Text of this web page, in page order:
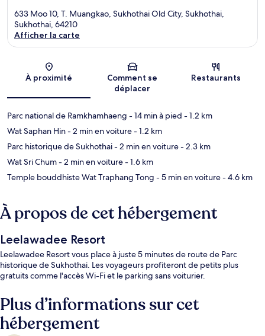
633 Moo 10, T. Muangkao, Sukhothai Old City, Sukhothai,
Sukhothai, 64210
Afficher la carte
À proximité
Comment se
déplacer
Restaurants
Parc national de Ramkhamhaeng - 14 min à pied - 1.2 km
Wat Saphan Hin- 2 min en voiture- 1.2 km
Parc historique de Sukhothai- 2 min en voiture- 2.3 km
Wat Sri Chum- 2 min en voiture- 1.6 km
Temple bouddhiste Wat Traphang Tong - 5 min en voiture- 4.6 km
À propos de cet hébergement
Leelawadee Resort
Leelawadee Resort vous place à juste 5 minutes de route de Parc
historique de Sukhothai. Les voyageurs profiteront de petits plus
gratuits comme l'accès Wi-Fi et le parking sans voiturier.
Plus d’informations sur cet
hébergement